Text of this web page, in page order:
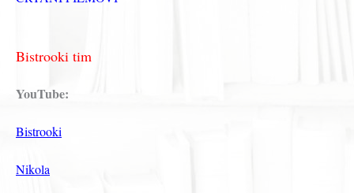
Bistrooki tim
YouTube:
Bistrooki
Nikola